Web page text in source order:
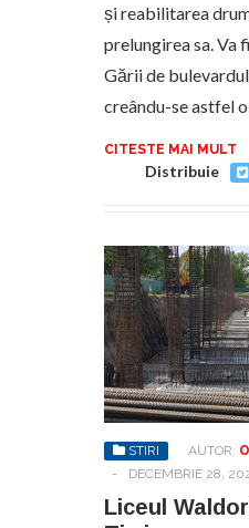
și reabilitarea
prelungirea sa. Va
Gării de
creându-se astfel
CITESTE MAI MULT
Distribuie
STIRI AUTOR:
-
DECEMBRIE 28,
Liceul